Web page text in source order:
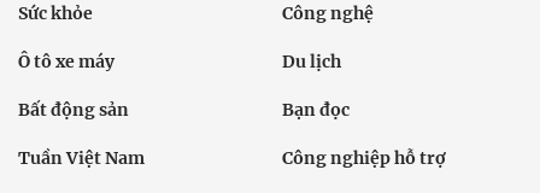
Sức khỏe Công nghệ
Ô tô xe máy Du lịch
Bất động sản Bạn đọc
Tuần Việt Nam Công nghiệp hỗ trợ